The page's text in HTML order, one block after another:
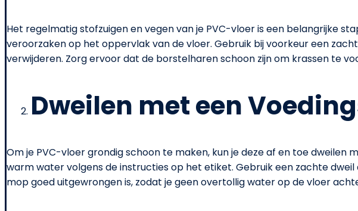
Het regelmatig stofzuigen en vegen van je PVC-vloer is een belangrijke
veroorzaken op het oppervlak van de vloer. Gebruik bij voorkeur een
verwijderen. Zorg ervoor dat de borstelharen schoon zijn om krassen te
Dweilen met een
Om je PVC-vloer grondig schoon te maken, kun je deze af en toe dweilen
warm water volgens de instructies op het etiket. Gebruik een zachte
mop goed uitgewrongen is, zodat je geen overtollig water op de vloer